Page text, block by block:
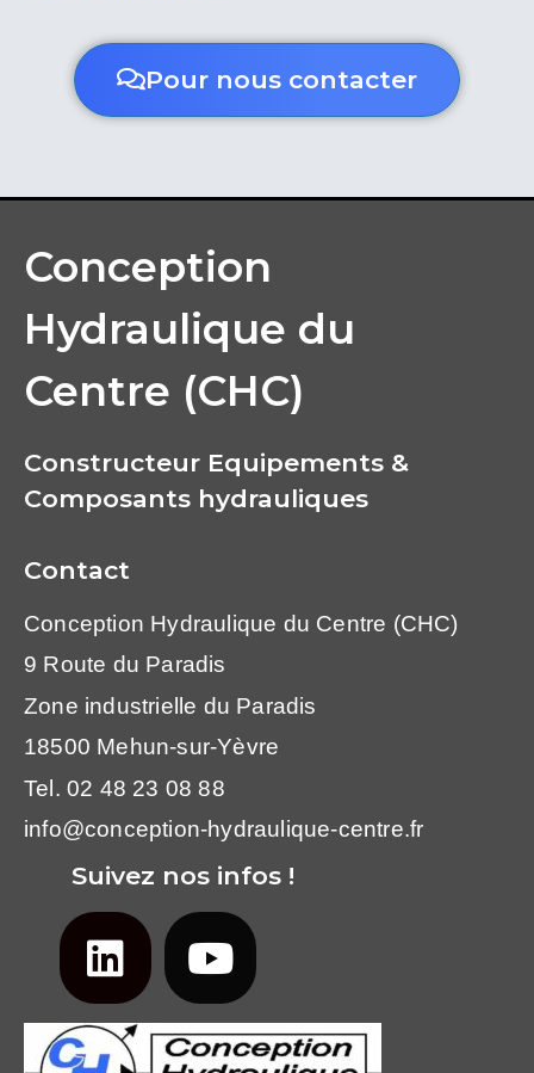
Pour nous contacter
Conception
Hydraulique du
Centre (CHC)
Constructeur Equipements &
Composants hydrauliques
Contact
Conception Hydraulique du Centre (CHC)
9 Route du Paradis
Zone industrielle du Paradis
18500 Mehun-sur-Yèvre
Tel. 02 48 23 08 88
info@conception-hydraulique-centre.fr
Suivez nos infos !